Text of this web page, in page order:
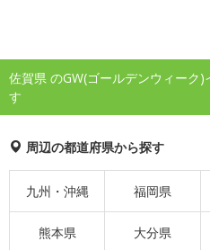
佐賀県 のGW(ゴールデンウィーク
す
周辺の都道府県から探す
九州・沖縄 福岡県
熊本県 大分県